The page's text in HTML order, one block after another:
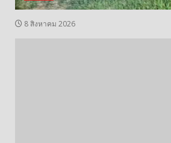
8 สิงหาคม 2026